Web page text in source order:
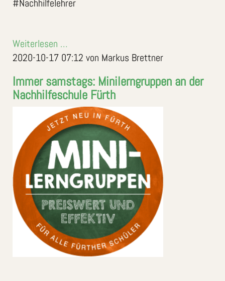
#Nachhilfelehrer
Weiterlesen …
2020-10-17 07:12 von Markus Brettner
Immer samstags: Minilerngruppen an der
Nachhilfeschule Fürth